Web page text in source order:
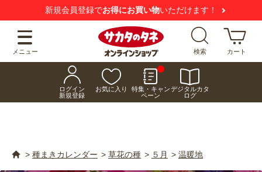
【注意喚起】悪質な偽サイトにご注意ください
メニュー 検索 カート
ログイン
新規登録
お気に入り
特集・キャン
ペーン
デジタルカタ
ログ
> 種まきカレンダー > 草花の種 > ５月 > 温暖地